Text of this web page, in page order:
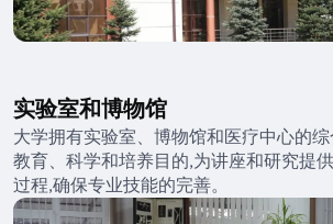
实验室和博物馆
大学拥有实验室、博物馆和医疗中心的
教育、科学和培养目的,为讲座和研究提
过程,确保专业技能的完善。